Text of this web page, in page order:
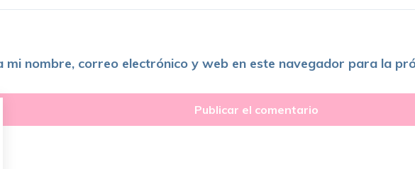
mi nombre, correo electrónico y web en este navegador para la